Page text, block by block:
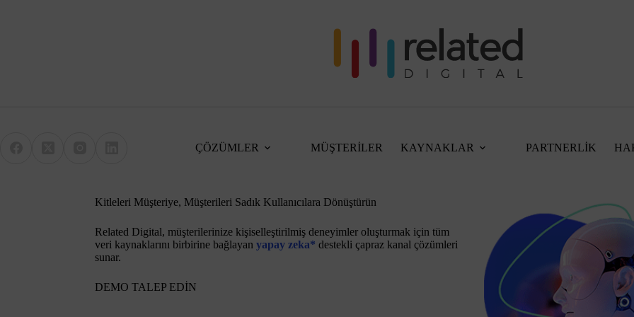
ÇÖZÜMLER MÜŞTERİLER KAYNAKLAR PARTNERLİK
Kitleleri Müşteriye, Müşterileri Sadık Kullanıcılara Dönüştürün
Related Digital, müşterilerinize kişiselleştirilmiş deneyimler oluşturmak için tüm
veri kaynaklarını birbirine bağlayan yapay zeka* destekli çapraz kanal çözümleri
sunar.
DEMO TALEP EDİN